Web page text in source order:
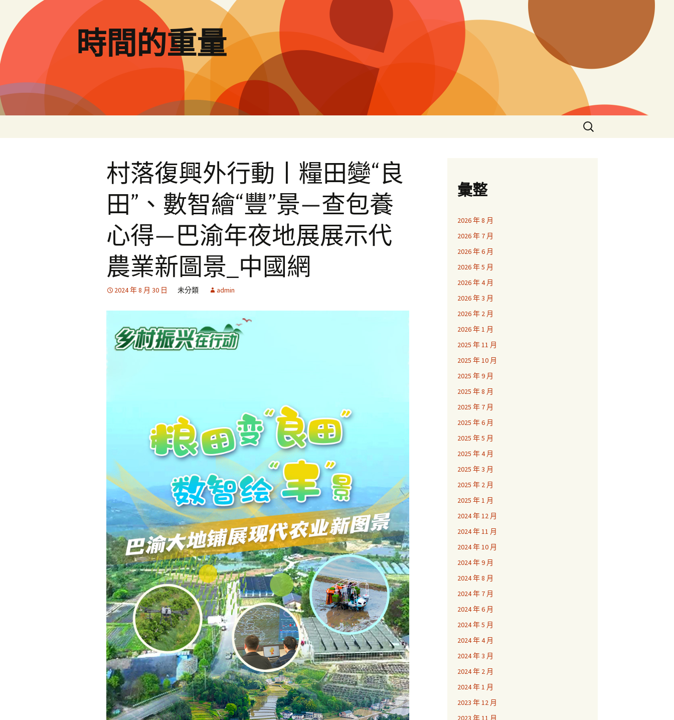
要
內
容
時間的重量
搜
尋
村落復興外行動丨糧田變“良
田”、數智繪“豐”景—查包養
心得—巴渝年夜地展展示代
農業新圖景_中國網
2024 年 8 月 30 日 未分類 admin
彙整
2026 年 8 月
2026 年 7 月
2026 年 6 月
2026 年 5 月
2026 年 4 月
2026 年 3 月
2026 年 2 月
2026 年 1 月
2025 年 11 月
2025 年 10 月
2025 年 9 月
2025 年 8 月
2025 年 7 月
2025 年 6 月
2025 年 5 月
2025 年 4 月
2025 年 3 月
2025 年 2 月
2025 年 1 月
2024 年 12 月
2024 年 11 月
2024 年 10 月
2024 年 9 月
2024 年 8 月
2024 年 7 月
2024 年 6 月
2024 年 5 月
2024 年 4 月
2024 年 3 月
2024 年 2 月
2024 年 1 月
2023 年 12 月
2023 年 11 月